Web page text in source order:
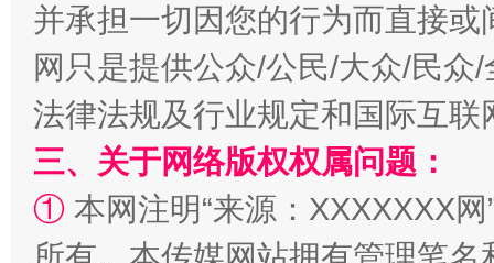
全民健身五年计划来了！等你上场
并承担一切因您的行为而直接
网只是提供公众/公民/大众/民
法律法规及行业规定和国际互
三、关于网络版权权属问题：
① 本网注明“来源：XXXXXXX